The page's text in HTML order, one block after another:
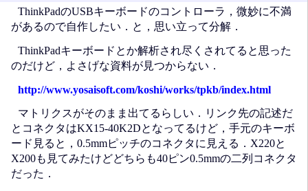
ThinkPadのUSBキーボードのコントローラ，微妙に不満
があるので自作したい．と，思い立って分解．
ThinkPadキーボードとか解析され尽くされてると思った
のだけど，よさげな資料が見つからない．
http://www.yosaisoft.com/koshi/works/tpkb/index.html
マトリクスがそのまま出てるらしい．リンク先の記述だ
とコネクタはKX15-40K2Dとなってるけど，手元のキーボ
ード見ると，0.5mmピッチのコネクタに見える．X220と
X200も見てみたけどどちらも40ピン0.5mmの二列コネクタ
だった．